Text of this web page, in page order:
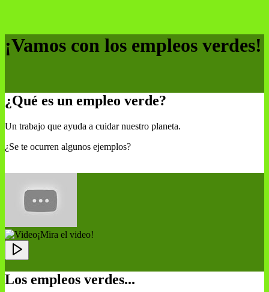
¡Vamos con los empleos verdes!
¿Qué es un empleo verde?
Un trabajo que ayuda a cuidar nuestro planeta.
¿Se te ocurren algunos ejemplos?
¡Mira el video!
Los empleos verdes...